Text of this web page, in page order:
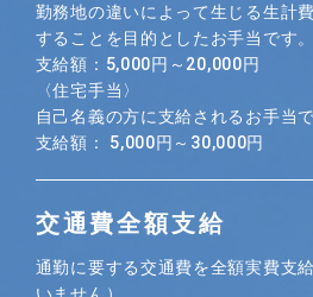
勤務地の違いによって生じる生計
することを目的としたお手当です。
支給額：5,000円～20,000円
〈住宅手当〉
自己名義の方に支給されるお手当で
支給額： 5,000円～30,000円
交通費全額支給
通勤に要する交通費を全額実費支
いません）